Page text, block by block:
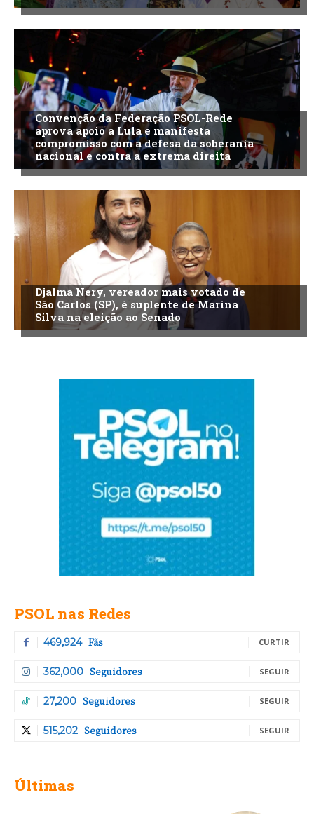
Convenção da Federação PSOL-Rede
aprova apoio a Lula e manifesta
compromisso com a defesa da soberania
nacional e contra a extrema direita
Djalma Nery, vereador mais votado de
São Carlos (SP), é suplente de Marina
Silva na eleição ao Senado
PSOL nas Redes
469,924 Fãs CURTIR
362,000 Seguidores SEGUIR
27,200 Seguidores SEGUIR
515,202 Seguidores SEGUIR
Últimas